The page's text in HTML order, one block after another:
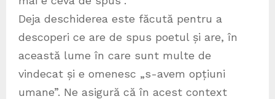
Deja deschiderea este făcută pentru a
descoperi ce are de spus poetul și are, în
această lume în care sunt multe de
vindecat și e omenesc „s-avem opțiuni
umane”. Ne asigură că în acest context